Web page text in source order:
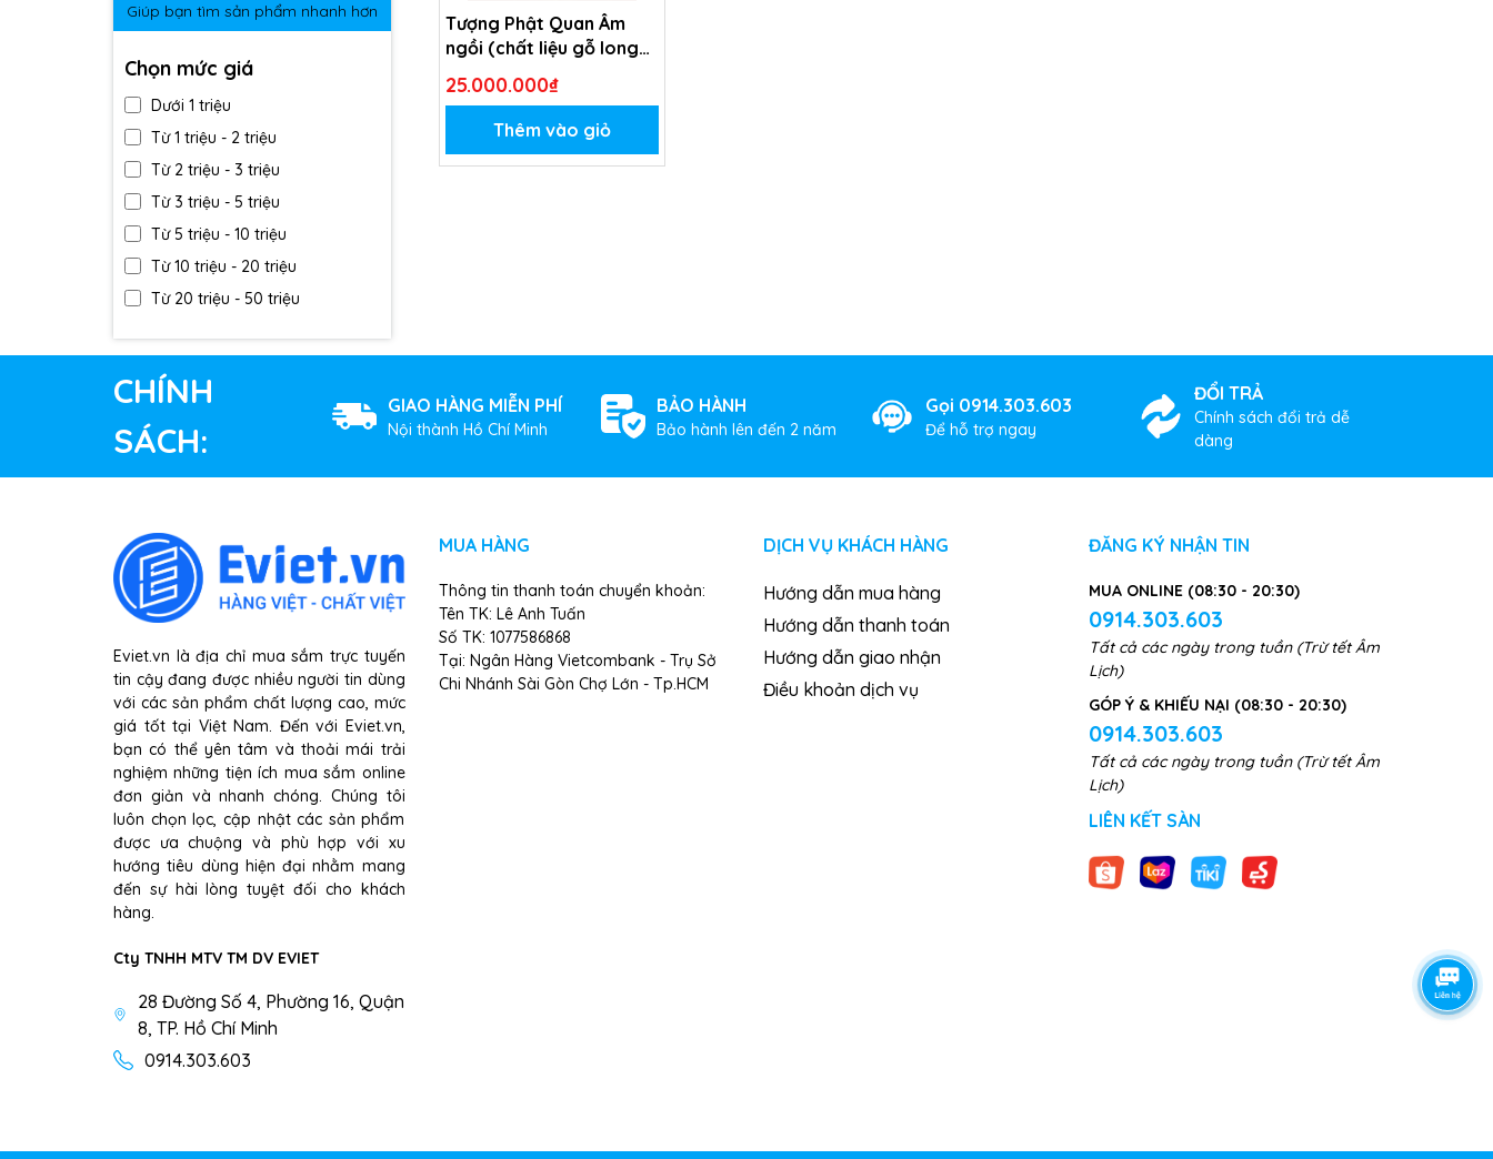
Giúp bạn tìm sản phẩm nhanh hơn
Chọn mức giá
Dưới 1 triệu
Từ 1 triệu - 2 triệu
Từ 2 triệu - 3 triệu
Từ 3 triệu - 5 triệu
Từ 5 triệu - 10 triệu
Từ 10 triệu - 20 triệu
Từ 20 triệu - 50 triệu
Tượng Phật Quan Âm
ngồi (chất liệu gỗ long
25.000.000₫
Thêm vào giỏ
CHÍNH
SÁCH:
GIAO HÀNG MIỄN PHÍ
Nội thành Hồ Chí Minh
BẢO HÀNH
Bảo hành lên đến 2 năm
Gọi 0914.303.603
Để hỗ trợ ngay
ĐỔI TRẢ
Chính sách đổi trả dễ
dàng
Eviet.vn là địa chỉ mua sắm trực tuyến
tin cậy đang được nhiều người tin dùng
với các sản phẩm chất lượng cao, mức
giá tốt tại Việt Nam. Đến với Eviet.vn,
bạn có thể yên tâm và thoải mái trải
nghiệm những tiện ích mua sắm online
đơn giản và nhanh chóng. Chúng tôi
luôn chọn lọc, cập nhật các sản phẩm
được ưa chuộng và phù hợp với xu
hướng tiêu dùng hiện đại nhằm mang
đến sự hài lòng tuyệt đối cho khách
hàng.
Cty TNHH MTV TM DV EVIET
28 Đường Số 4, Phường 16, Quận
8, TP. Hồ Chí Minh
0914.303.603
MUA HÀNG
Thông tin thanh toán chuyển khoản:
Tên TK: Lê Anh Tuấn
Số TK: 1077586868
Tại: Ngân Hàng Vietcombank - Trụ Sở
Chi Nhánh Sài Gòn Chợ Lớn - Tp.HCM
DỊCH VỤ KHÁCH HÀNG
Hướng dẫn mua hàng
Hướng dẫn thanh toán
Hướng dẫn giao nhận
Điều khoản dịch vụ
ĐĂNG KÝ NHẬN TIN
MUA ONLINE (08:30 - 20:30)
0914.303.603
Tất cả các ngày trong tuần (Trừ tết Âm
Lịch)
GÓP Ý & KHIẾU NẠI (08:30 - 20:30)
0914.303.603
Tất cả các ngày trong tuần (Trừ tết Âm
Lịch)
LIÊN KẾT SÀN